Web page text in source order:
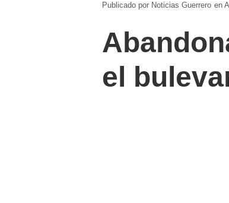
Noticias Guerrero en
el